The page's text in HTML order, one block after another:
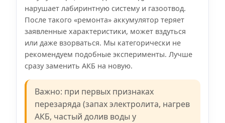
нарушает лабиринтную систему и газоотвод.
После такого «ремонта» аккумулятор теряет
заявленные характеристики, может вздуться
или даже взорваться. Мы категорически не
рекомендуем подобные эксперименты. Лучше
сразу заменить АКБ на новую.
Важно: при первых признаках
перезаряда (запах электролита, нагрев
АКБ, частый долив воды у